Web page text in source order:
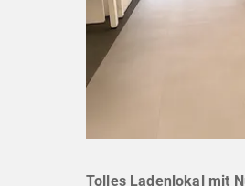
Tolles Ladenlokal mit